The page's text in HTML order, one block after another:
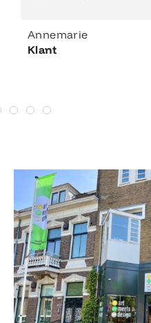
Annemarie
Klant